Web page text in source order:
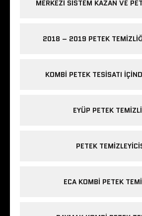
MERKEZI SISTEM KAZAN VE
2018 – 2019 PETEK
KOMBI PETEK TESISATI
EYÜP PETEK
PETEK
ECA KOMBI PETEK